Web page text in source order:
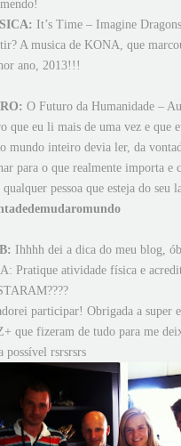
It’s Time – Imagine
A musica de KONA, que
ano, 2013!!!
O Futuro da Humanidade –
que eu li mais de uma vez e que
mundo inteiro devia ler, da
para o que realmente importa e
pessoa que esteja do seu
Ihhhh dei a dica do meu blog,
Pratique atividade física e
participar! Obrigada a super
que fizeram de tudo para me
possível rsrsrsrs